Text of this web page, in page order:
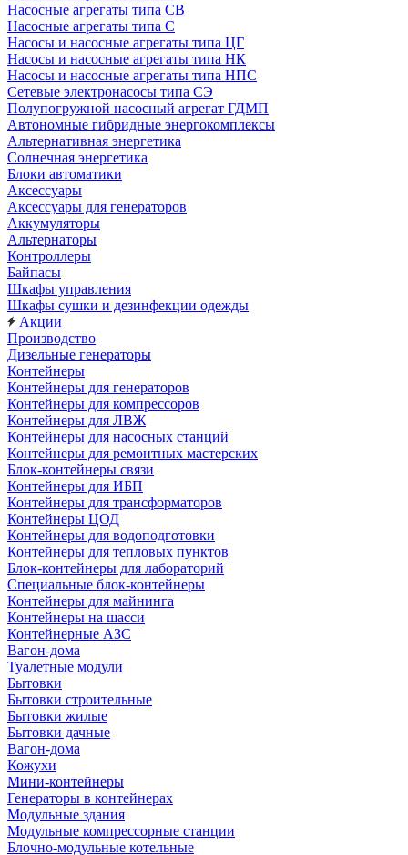
Насосные агрегаты типа СВ
Насосные агрегаты типа С
Насосы и насосные агрегаты типа ЦГ
Насосы и насосные агрегаты типа НК
Насосы и насосные агрегаты типа НПС
Сетевые электронасосы типа СЭ
Полупогружной насосный агрегат ГДМП
Автономные гибридные энергокомплексы
Альтернативная энергетика
Солнечная энергетика
Блоки автоматики
Аксессуары
Аксессуары для генераторов
Аккумуляторы
Альтернаторы
Контроллеры
Байпасы
Шкафы управления
Шкафы сушки и дезинфекции одежды
Акции
Производство
Дизельные генераторы
Контейнеры
Контейнеры для генераторов
Контейнеры для компрессоров
Контейнеры для ЛВЖ
Контейнеры для насосных станций
Контейнеры для ремонтных мастерских
Блок-контейнеры связи
Контейнеры для ИБП
Контейнеры для трансформаторов
Контейнеры ЦОД
Контейнеры для водоподготовки
Контейнеры для тепловых пунктов
Блок-контейнеры для лабораторий
Специальные блок-контейнеры
Контейнеры для майнинга
Контейнеры на шасси
Контейнерные АЗС
Вагон-дома
Туалетные модули
Бытовки
Бытовки строительные
Бытовки жилые
Бытовки дачные
Вагон-дома
Кожухи
Мини-контейнеры
Генераторы в контейнерах
Модульные здания
Модульные компрессорные станции
Блочно-модульные котельные